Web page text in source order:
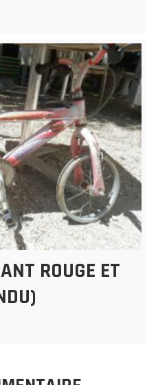
ROUGE ET